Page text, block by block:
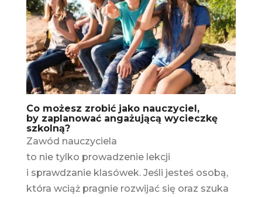
Co możesz zrobić jako nauczyciel,
by zaplanować angażującą wycieczkę
szkolną?
Zawód nauczyciela
to nie tylko prowadzenie lekcji
i sprawdzanie klasówek. Jeśli jesteś osobą,
która wciąż pragnie rozwijać się oraz szuka